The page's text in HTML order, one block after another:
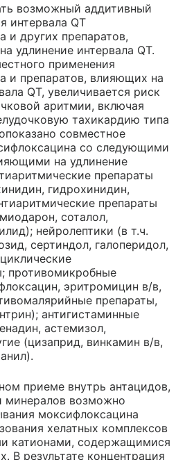
возможный аддитивный
интервала QT
и других препаратов,
удлинение интервала QT.
применения
и препаратов, влияющих на
QT, увеличивается риск
аритмии, включая
тахикардию типа
совместное
со следующими
на удлинение
препараты
гидрохинидин,
препараты
соталол,
нейролептики (в т.ч.
сертиндол, галоперидол,
противомикробные
эритромицин в/в,
препараты,
антигистаминные
астемизол,
(цизаприд, винкамин в/в,
приеме внутрь антацидов,
минералов возможно
моксифлоксацина
хелатных комплексов
катионами, содержащимися
В результате концентрация